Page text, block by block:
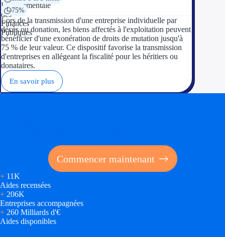
75%
Lors de la transmission d'une entreprise individuelle par
décès ou donation, les biens affectés à l'exploitation peuvent
bénéficier d'une exonération de droits de mutation jusqu'à
75 % de leur valeur. Ce dispositif favorise la transmission
d'entreprises en allégeant la fiscalité pour les héritiers ou
donataires.
En savoir plus
Commencer maintenant
+ 11K
Aides recensées
+ 206K
Entreprises accompagnées
+ 260 Milliards d'€
Aides disponibles